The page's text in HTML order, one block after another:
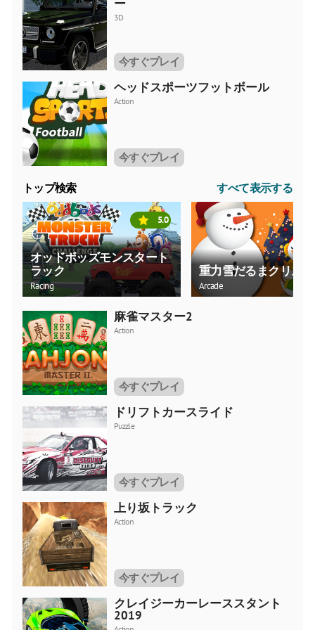
ー
3D
今すぐプレイ
ヘッドスポーツフットボール
Action
今すぐプレイ
トップ検索 すべて表示する
オッドボッズモンスタート
ラック
Racing
5.0
重力雪だるまクリス
Arcade
麻雀マスター2
Action
今すぐプレイ
ドリフトカースライド
Puzzle
今すぐプレイ
上り坂トラック
Action
今すぐプレイ
クレイジーカーレーススタント
2019